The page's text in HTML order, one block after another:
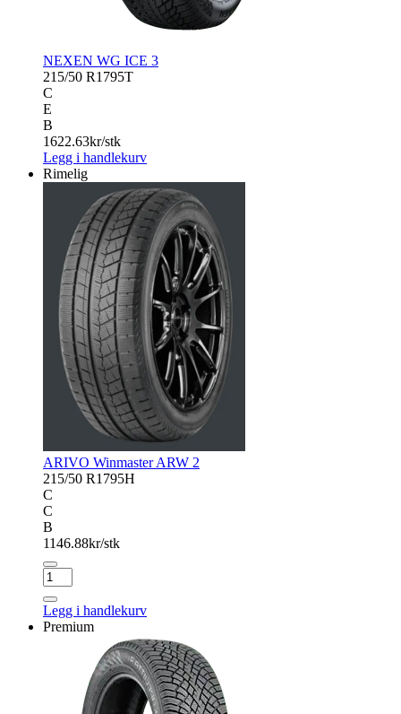
NEXEN WG ICE 3
215/50 R1795T
C
E
B
1622.63kr/stk
Legg i handlekurv
Rimelig
ARIVO Winmaster ARW 2
215/50 R1795H
C
C
B
1146.88kr/stk
ARIVO
Winmaster
ARW
2
Legg i handlekurv
Premium